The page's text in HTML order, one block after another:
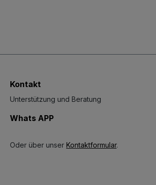
Kontakt
Unterstützung und Beratung
Whats APP
Oder über unser Kontaktformular.